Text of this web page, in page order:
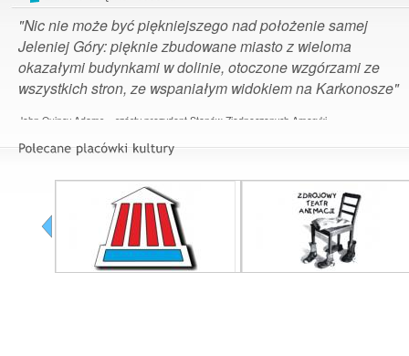
"Nic nie może być piękniejszego nad położenie samej
Jeleniej Góry: pięknie zbudowane miasto z wieloma
okazałymi budynkami w dolinie, otoczone wzgórzami ze
wszystkich stron, ze wspaniałym widokiem na Karkonosze"
John Quincy Adams – szósty prezydent Stanów Zjednoczonych Ameryki